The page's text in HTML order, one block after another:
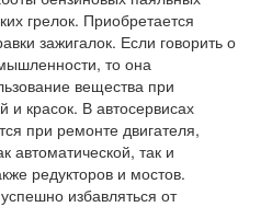
грелок. Приобретается
зажигалок. Если говорить о
то она
вещества при
и красок. В автосервисах
при ремонте двигателя,
автоматической, так и
редукторов и мостов.
избавляться от